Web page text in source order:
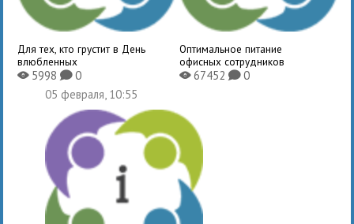
Для тех, кто грустит в День
влюбленных
X5998K0
Оптимальное питание
офисных сотрудников
X67452 K0
05 февраля, 10:55